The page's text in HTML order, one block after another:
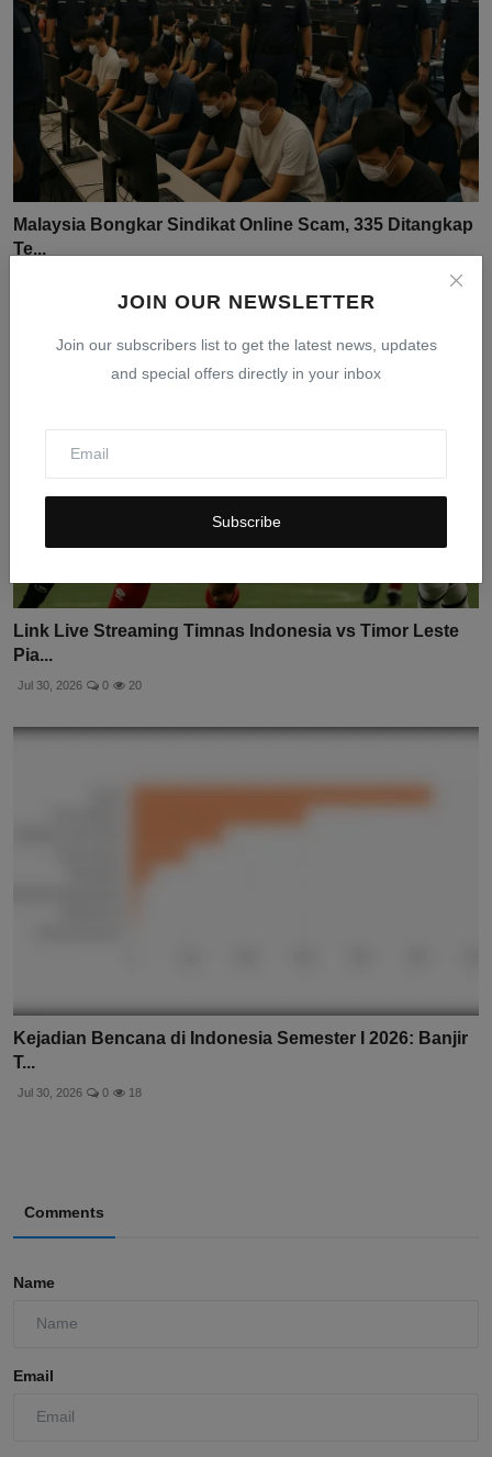
JOIN OUR NEWSLETTER
Join our subscribers list to get the latest news, updates
and special offers directly in your inbox
Subscribe
Malaysia Bongkar Sindikat Online Scam, 335 Ditangkap
Te...
Link Live Streaming Timnas Indonesia vs Timor Leste
Pia...
Jul 30, 2026 0 20
Kejadian Bencana di Indonesia Semester I 2026: Banjir
T...
Jul 30, 2026 0 18
Comments
Name
Email